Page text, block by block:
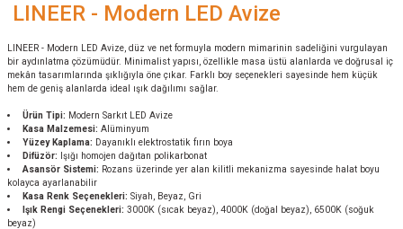
LINEER - Modern LED Avize
LINEER - Modern LED Avize, düz ve net formuyla modern mimarinin sadeliğini vurgulayan
bir aydınlatma çözümüdür. Minimalist yapısı, özellikle masa üstü alanlarda ve doğrusal iç
mekân tasarımlarında şıklığıyla öne çıkar. Farklı boy seçenekleri sayesinde hem küçük
hem de geniş alanlarda ideal ışık dağılımı sağlar.
Ürün Tipi: Modern Sarkıt LED Avize
Kasa Malzemesi: Alüminyum
Yüzey Kaplama: Dayanıklı elektrostatik fırın boya
Difüzör:
Işığı homojen dağıtan polikarbonat
Asansör Sistemi: Rozans üzerinde yer alan kilitli mekanizma sayesinde halat boyu
kolayca ayarlanabilir
Kasa Renk Seçenekleri: Siyah, Beyaz, Gri
Işık Rengi Seçenekleri: 3000K (sıcak beyaz), 4000K (doğal beyaz), 6500K (soğuk
beyaz)